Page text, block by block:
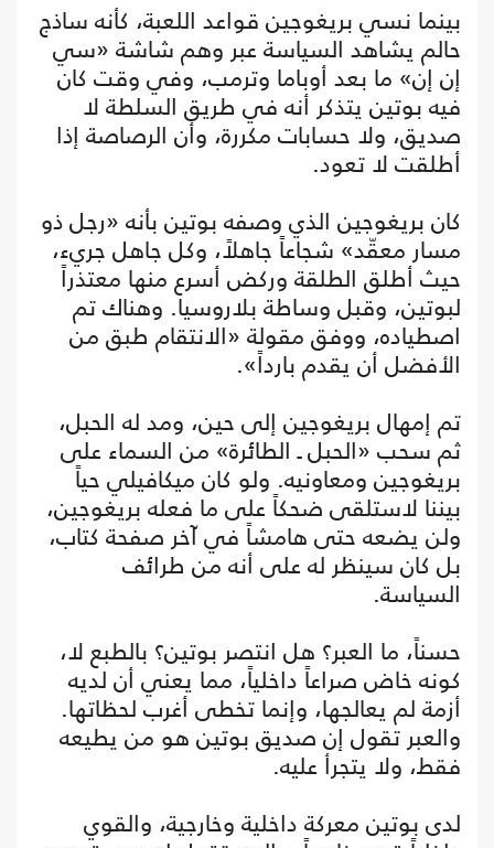
بينما نسي بريغوجين قواعد اللعبة، كأنه ساذج
حالم يشاهد السياسة عبر وهم شاشة «سي
إن إن» ما بعد أوباما وترمب، وفي وقت كان
فيه بوتين يتذكر أنه في طريق السلطة لا
صديق، ولا حسابات مكررة، وأن الرصاصة إذا
أطلقت لا تعود.
كان بريغوجين الذي وصفه بوتين بأنه «رجل ذو
مسار معقّد» شجاعاً جاهلاً، وكل جاهل جريء،
حيث أطلق الطلقة وركض أسرع منها معتذراً
لبوتين، وقبل وساطة بلاروسيا. وهناك تم
اصطياده، ووفق مقولة «الانتقام طبق من
الأفضل أن يقدم بارداً».
تم إمهال بريغوجين إلى حين، ومد له الحبل،
ثم سحب «الحبل ـ الطائرة» من السماء على
بريغوجين ومعاونيه. ولو كان ميكافيلي حياً
بيننا لاستلقى ضحكاً على ما فعله بريغوجين،
ولن يضعه حتى هامشاً في آخر صفحة كتاب،
بل كان سينظر له على أنه من طرائف
السياسة.
حسناً، ما العبر؟ هل انتصر بوتين؟ بالطبع لا،
كونه خاض صراعاً داخلياً، مما يعني أن لديه
أزمة لم يعالجها، وإنما تخطى أغرب لحظاتها.
والعبر تقول إن صديق بوتين هو من يطيعه
فقط، ولا يتجرأ عليه.
لدى بوتين معركة داخلية وخارجية، والقوي